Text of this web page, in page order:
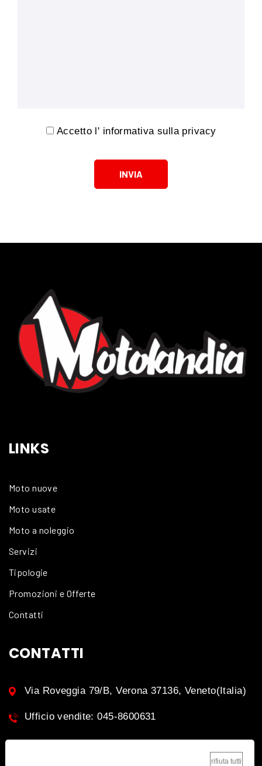
Accetto l' informativa sulla privacy
INVIA
LINKS
Moto nuove
Moto usate
Moto a noleggio
Servizi
Tipologie
Promozioni e Offerte
Contatti
CONTATTI
Via Roveggia 79/B, Verona 37136, Veneto(Italia)
Ufficio vendite: 045-8600631
rifiuta tutti